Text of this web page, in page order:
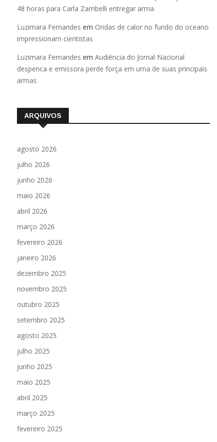
48 horas para Carla Zambelli entregar arma
Luzimara Fernandes em Ondas de calor no fundo do oceano
impressionam cientistas
Luzimara Fernandes em Audiência do Jornal Nacional
despenca e emissora perde força em uma de suas principais
armas
ARQUIVOS
agosto 2026
julho 2026
junho 2026
maio 2026
abril 2026
março 2026
fevereiro 2026
janeiro 2026
dezembro 2025
novembro 2025
outubro 2025
setembro 2025
agosto 2025
julho 2025
junho 2025
maio 2025
abril 2025
março 2025
fevereiro 2025